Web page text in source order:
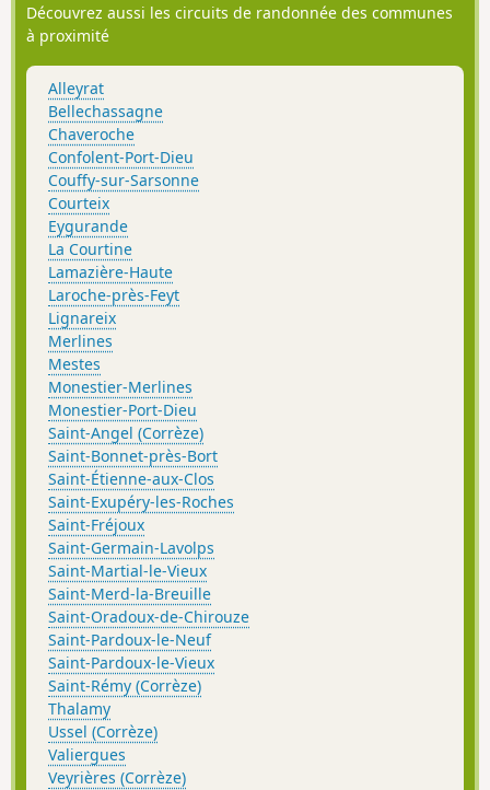
Découvrez aussi les circuits de randonnée des communes
à proximité
Alleyrat
Bellechassagne
Chaveroche
Confolent-Port-Dieu
Couffy-sur-Sarsonne
Courteix
Eygurande
La Courtine
Lamazière-Haute
Laroche-près-Feyt
Lignareix
Merlines
Mestes
Monestier-Merlines
Monestier-Port-Dieu
Saint-Angel (Corrèze)
Saint-Bonnet-près-Bort
Saint-Étienne-aux-Clos
Saint-Exupéry-les-Roches
Saint-Fréjoux
Saint-Germain-Lavolps
Saint-Martial-le-Vieux
Saint-Merd-la-Breuille
Saint-Oradoux-de-Chirouze
Saint-Pardoux-le-Neuf
Saint-Pardoux-le-Vieux
Saint-Rémy (Corrèze)
Thalamy
Ussel (Corrèze)
Valiergues
Veyrières (Corrèze)